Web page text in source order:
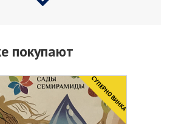
покупают
CУПЕРНОВИНКА